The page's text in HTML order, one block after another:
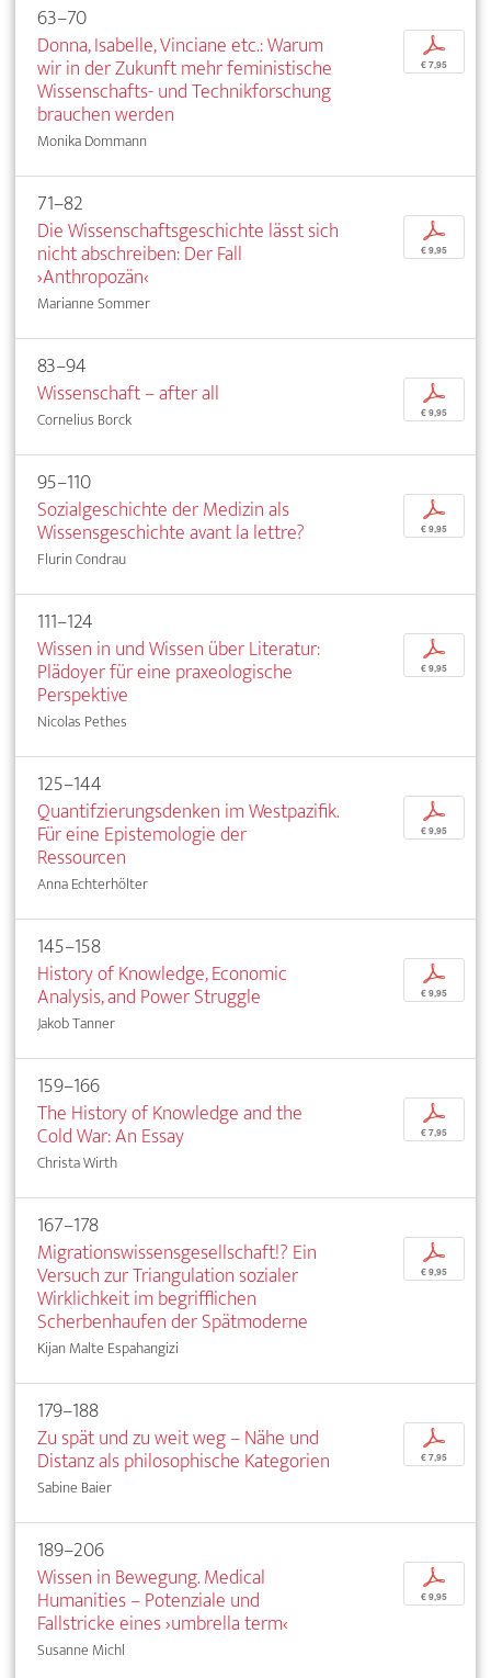
63–70
Donna, Isabelle, Vinciane etc.: Warum
wir in der Zukunft mehr feministische
Wissenschafts- und Technikforschung
brauchen werden
Monika Dommann
p
€ 7,95
71–82
Die Wissenschaftsgeschichte lässt sich
nicht abschreiben: Der Fall
›Anthropozän‹
Marianne Sommer
p
€ 9,95
83–94
Wissenschaft – after all
Cornelius Borck
p
€ 9,95
95–110
Sozialgeschichte der Medizin als
Wissensgeschichte avant la lettre?
Flurin Condrau
p
€ 9,95
111–124
Wissen in und Wissen über Literatur:
Plädoyer für eine praxeologische
Perspektive
Nicolas Pethes
p
€ 9,95
125–144
Quantifzierungsdenken im Westpazifik.
Für eine Epistemologie der
Ressourcen
Anna Echterhölter
p
€ 9,95
145–158
History of Knowledge, Economic
Analysis, and Power Struggle
Jakob Tanner
p
€ 9,95
159–166
The History of Knowledge and the
Cold War: An Essay
Christa Wirth
p
€ 7,95
167–178
Migrationswissensgesellschaft!? Ein
Versuch zur Triangulation sozialer
Wirklichkeit im begrifflichen
Scherbenhaufen der Spätmoderne
Kijan Malte Espahangizi
p
€ 9,95
179–188
Zu spät und zu weit weg – Nähe und
Distanz als philosophische Kategorien
Sabine Baier
p
€ 7,95
189–206
Wissen in Bewegung. Medical
Humanities – Potenziale und
Fallstricke eines ›umbrella term‹
Susanne Michl
p
€ 9,95